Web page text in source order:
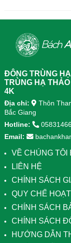
tiêu hóa, ngủ ngon,
Sản phẩm được sản
máy đạt chuẩn GMP,
giúp hấp thu nhanh và
hơn.
ĐÔNG TRÙNG
TRÙNG HẠ
4K
Địa chỉ:
Thôn
Bắc Giang
Hotline:
Email:
VỀ CHÚNG TÔI
LIÊN HỆ
CHÍNH SÁCH
QUY CHẾ
CHÍNH SÁCH
CHÍNH SÁCH
HƯỚNG DẪN